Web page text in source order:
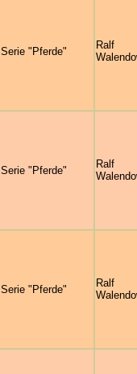
Serie "Pferde"
Ralf
Serie "Pferde"
Ralf
Serie "Pferde"
Ralf